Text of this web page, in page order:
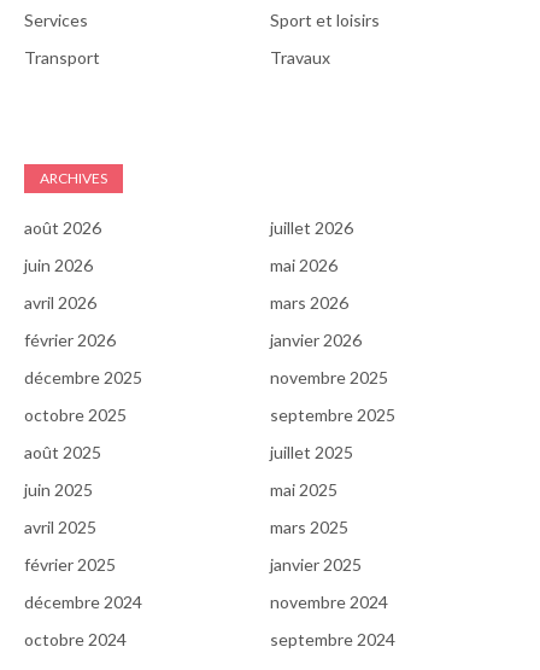
Services
Sport et loisirs
Transport
Travaux
ARCHIVES
août 2026
juillet 2026
juin 2026
mai 2026
avril 2026
mars 2026
février 2026
janvier 2026
décembre 2025
novembre 2025
octobre 2025
septembre 2025
août 2025
juillet 2025
juin 2025
mai 2025
avril 2025
mars 2025
février 2025
janvier 2025
décembre 2024
novembre 2024
octobre 2024
septembre 2024